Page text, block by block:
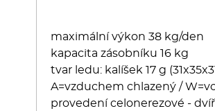
maximální výkon 38 kg/den
kapacita zásobníku 16 kg
tvar ledu: kalíšek 17 g
A=vzduchem chlazený /
provedení celonerezové -